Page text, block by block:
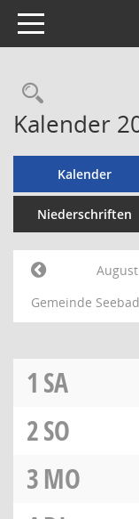
Toggle navigation
Kalender
Kalender
Niederschriften
August
Gemeinde
1 SA
2SO
3MO